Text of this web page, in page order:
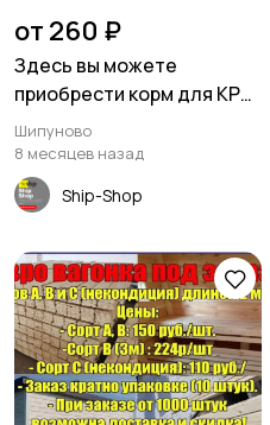
от 260 ₽
Здесь вы можете
приобрести корм для КРС,
свиней и кур в Шипуново
Шипуново
8 месяцев назад
Ship-Shop